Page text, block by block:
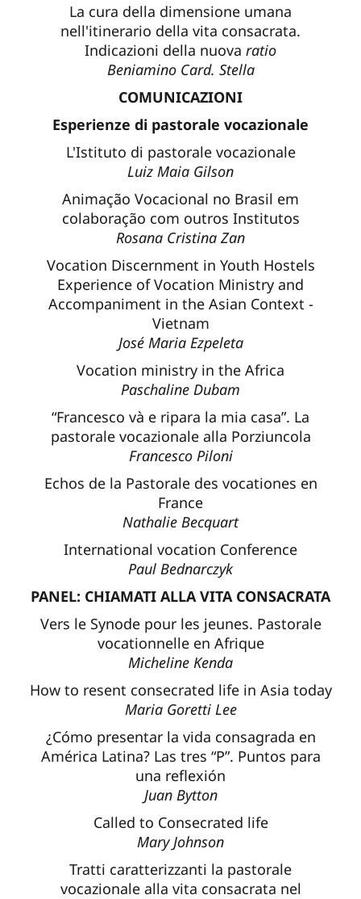
La cura della dimensione umana
nell'itinerario della vita consacrata.
Indicazioni della nuova ratio
Beniamino Card. Stella
COMUNICAZIONI
Esperienze di pastorale vocazionale
L'Istituto di pastorale vocazionale
Luiz Maia Gilson
Animação Vocacional no Brasil em
colaboração com outros Institutos
Rosana Cristina Zan
Vocation Discernment in Youth Hostels
Experience of Vocation Ministry and
Accompaniment in the Asian Context -
Vietnam
José Maria Ezpeleta
Vocation ministry in the Africa
Paschaline Dubam
“Francesco và e ripara la mia casa”. La
pastorale vocazionale alla Porziuncola
Francesco Piloni
Echos de la Pastorale des vocationes en
France
Nathalie Becquart
International vocation Conference
Paul Bednarczyk
PANEL: CHIAMATI ALLA VITA CONSACRATA
Vers le Synode pour les jeunes. Pastorale
vocationnelle en Afrique
Micheline Kenda
How to resent consecrated life in Asia today
Maria Goretti Lee
¿Cómo presentar la vida consagrada en
América Latina? Las tres “P”. Puntos para
una reflexión
Juan Bytton
Called to Consecrated life
Mary Johnson
Tratti caratterizzanti la pastorale
vocazionale alla vita consacrata nel